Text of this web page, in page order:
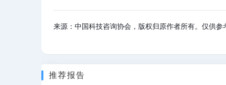
来源：中国科技咨询协会，版权归原作者所有。仅供
推荐报告